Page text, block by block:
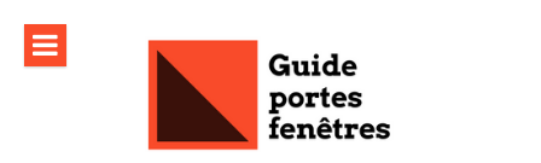
contenu